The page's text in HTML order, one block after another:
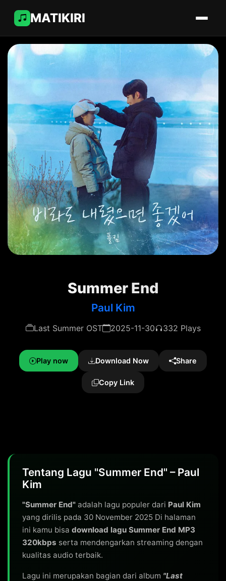
MATIKIRI
Summer End
Paul Kim
Last Summer OST 2025-11-30 332 Plays
Play now Download Now Share
Copy Link
Tentang Lagu "Summer End" – Paul
Kim
"Summer End" adalah lagu populer dari Paul Kim
yang dirilis pada 30 November 2025 Di halaman
ini kamu bisa download lagu Summer End MP3
320kbps serta mendengarkan streaming dengan
kualitas audio terbaik.
Lagu ini merupakan bagian dari album "Last